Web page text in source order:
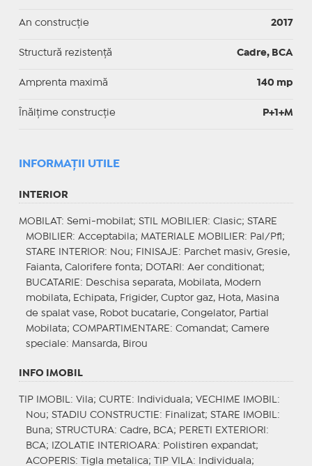
An construcție 2017
Structură rezistență Cadre, BCA
Amprenta maximă 140 mp
Înălțime construcție P+1+M
INFORMAŢII UTILE
INTERIOR
MOBILAT : Semi-mobilat; STIL MOBILIER: Clasic; STARE
MOBILIER: Acceptabila; MATERIALE MOBILIER: Pal/Pfl;
STARE INTERIOR: Nou; FINISAJE : Parchet masiv, Gresie,
Faianta, Calorifere fonta;
DOTARI : Aer conditionat;
BUCATARIE : Deschisa separata, Mobilata, Modern
mobilata, Echipata, Frigider, Cuptor gaz, Hota, Masina
de spalat vase, Robot bucatarie, Congelator, Partial
Mobilata; COMPARTIMENTARE : Comandat; Camere
speciale: Mansarda, Birou
INFO IMOBIL
TIP IMOBIL : Vila; CURTE : Individuala; VECHIME IMOBIL :
Nou; STADIU CONSTRUCTIE : Finalizat; STARE IMOBIL :
Buna; STRUCTURA: Cadre, BCA; PERETI EXTERIORI :
BCA;
IZOLATIE INTERIOARA: Polistiren expandat;
ACOPERIS: Tigla metalica; TIP VILA: Individuala;